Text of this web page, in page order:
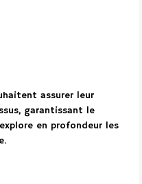
assurer leur
garantissant le
en profondeur les